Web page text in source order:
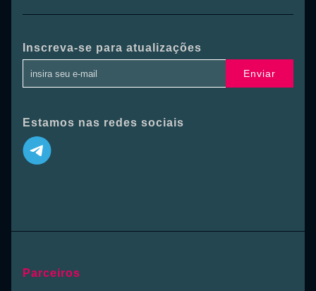
Inscreva-se para atualizações
Enviar
Estamos nas redes sociais
Parceiros